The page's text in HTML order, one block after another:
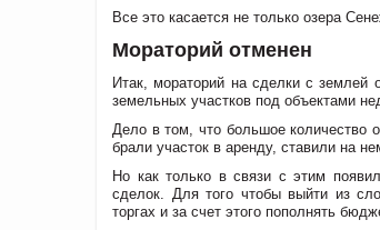
Все это касается не только озера
Мораторий отменен
Итак, мораторий на сделки с землей
земельных участков под объектами
Дело в том, что большое количество
брали участок в аренду, ставили на
Но как только в связи с этим
сделок. Для того чтобы выйти из
торгах и за счет этого пополнять